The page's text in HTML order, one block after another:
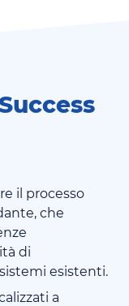
il processo
che
di
esistenti.
a